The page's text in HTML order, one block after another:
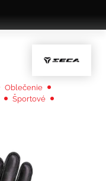
Oblečenie
Športové